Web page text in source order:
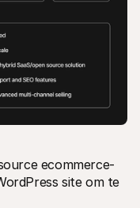
ecommerce-
site om te